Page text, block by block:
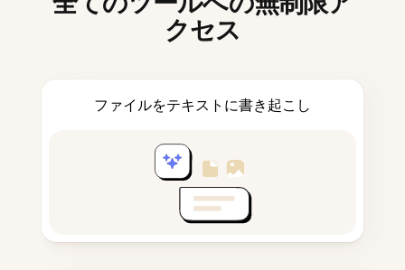
クセス
ファイルをテキストに書き起こし